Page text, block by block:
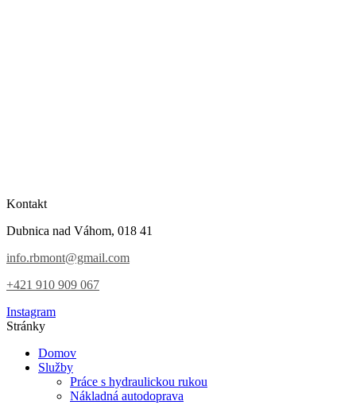
Kontakt
Dubnica nad Váhom, 018 41
info.rbmont@gmail.com
+421 910 909 067
Instagram
Stránky
Domov
Služby
Práce s hydraulickou rukou
Nákladná autodoprava